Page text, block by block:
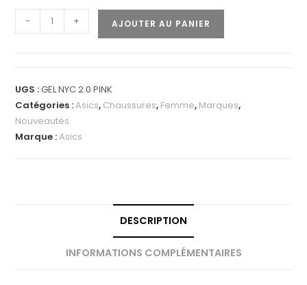
- + AJOUTER AU PANIER
UGS :GEL NYC 2.0 PINK
Catégories :Asics, Chaussures, Femme, Marques,
Nouveautés
Marque :Asics
DESCRIPTION
INFORMATIONS COMPLÉMENTAIRES